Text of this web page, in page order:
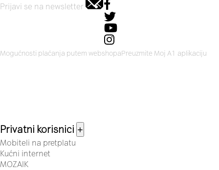
Prijavi se na newsletter
Mogućnosti plaćanja putem webshopaPreuzmite Moj A1 aplikaciju
Privatni korisnici +
Mobiteli na pretplatu
Kućni internet
MOZAIK